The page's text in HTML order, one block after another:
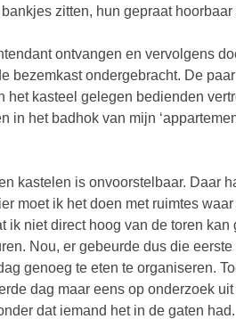
zitten, hun gepraat
ontvangen en vervolgens
bezemkast ondergebracht. De
het kasteel gelegen bedienden
in het badhok van mijn
kastelen is onvoorstelbaar. Daar
moet ik het doen met ruimtes
ik niet direct hoog van de toren
Nou, er gebeurde dus die
genoeg te eten te organiseren.
dag maar eens op onderzoek
dat iemand het in de gaten had.